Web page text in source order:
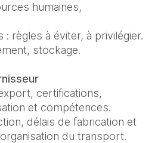
humaines,
règles à éviter, à privilégier.
stockage.
certifications,
et compétences.
délais de fabrication et
du transport.